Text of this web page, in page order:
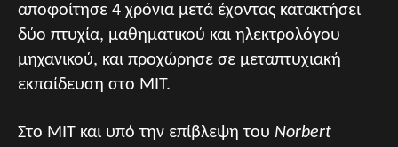
αποφοίτησε 4 χρόνια μετά έχοντας κατακτήσει
δύο πτυχία, μαθηματικού και ηλεκτρολόγου
μηχανικού, και προχώρησε σε μεταπτυχιακή
εκπαίδευση στο MIT.
Στο MIT και υπό την επίβλεψη του Norbert